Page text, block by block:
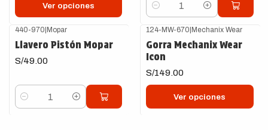
Ver opciones
Cantidad
440-970|Mopar
Llavero Pistón Mopar
S/49.00
Cantidad
124-MW-670|Mechanix Wear
Gorra Mechanix Wear
Icon
S/149.00
Ver opciones